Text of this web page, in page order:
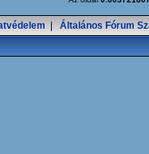
Általános Fórum